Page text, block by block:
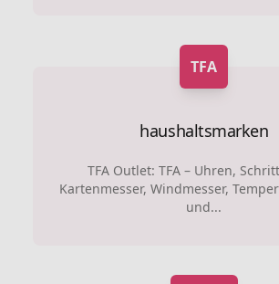
TFA
haushaltsmarken
TFA Outlet: TFA – Uhren,
Kartenmesser, Windmesser,
und...